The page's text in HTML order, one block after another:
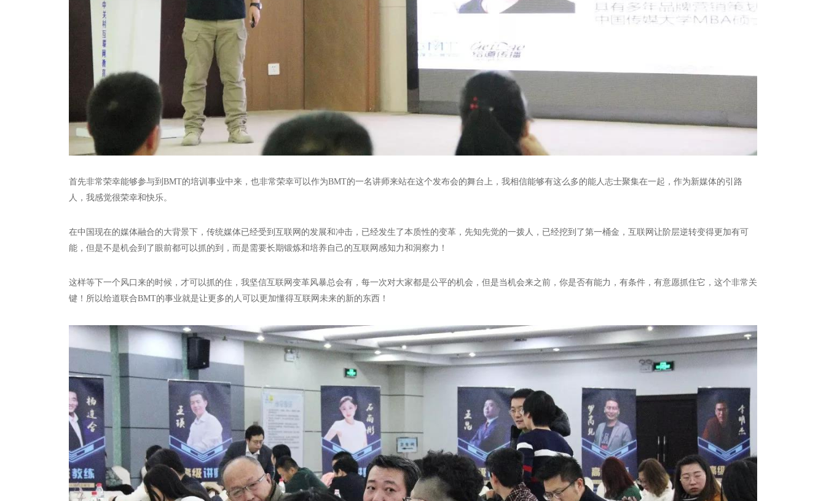
首先非常荣幸能够参与到BMT的培训事业中来，也非常荣幸可以作为BMT的一名讲师来站在这个发布会的舞台上，我相信能够有这么多的能人志士聚集在一起，作为新媒体的引路
人，我感觉很荣幸和快乐。
在中国现在的媒体融合的大背景下，传统媒体已经受到互联网的发展和冲击，已经发生了本质性的变革，先知先觉的一拨人，已经挖到了第一桶金，互联网让阶层逆转变得更加有可
能，但是不是机会到了眼前都可以抓的到，而是需要长期锻炼和培养自己的互联网感知力和洞察力！
这样等下一个风口来的时候，才可以抓的住，我坚信互联网变革风暴总会有，每一次对大家都是公平的机会，但是当机会来之前，你是否有能力，有条件，有意愿抓住它，这个非常关
键！所以给道联合BMT的事业就是让更多的人可以更加懂得互联网未来的新的东西！